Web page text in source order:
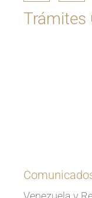
Trámites